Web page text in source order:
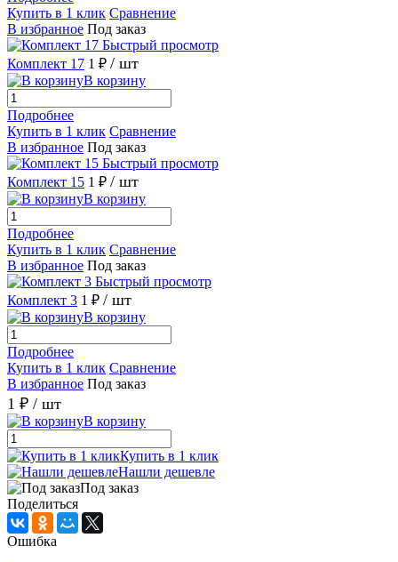
Купить в 1 клик Сравнение
В избранное Под заказ
Быстрый просмотр
Комплект 17 1 ₽ / шт
В корзину
Подробнее
Купить в 1 клик Сравнение
В избранное Под заказ
Быстрый просмотр
Комплект 15 1 ₽ / шт
В корзину
Подробнее
Купить в 1 клик Сравнение
В избранное Под заказ
Быстрый просмотр
Комплект 3 1 ₽ / шт
В корзину
Подробнее
Купить в 1 клик Сравнение
В избранное Под заказ
1 ₽ / шт
В корзину
Купить в 1 клик
Нашли дешевле
Под заказ
Поделиться
Ошибка